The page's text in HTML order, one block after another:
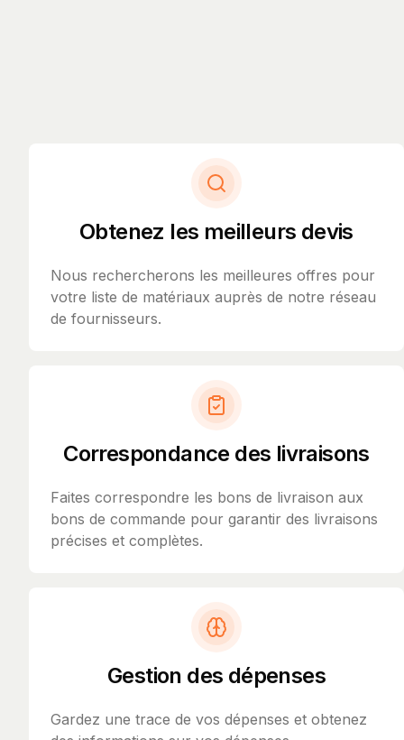
Obtenez les meilleurs devis
Nous rechercherons les meilleures offres pour
votre liste de matériaux auprès de notre réseau
de fournisseurs.
Correspondance des livraisons
Faites correspondre les bons de livraison aux
bons de commande pour garantir des livraisons
précises et complètes.
Gestion des dépenses
Gardez une trace de vos dépenses et obtenez